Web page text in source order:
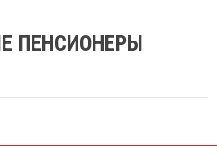
ПЕНСИОНЕРЫ